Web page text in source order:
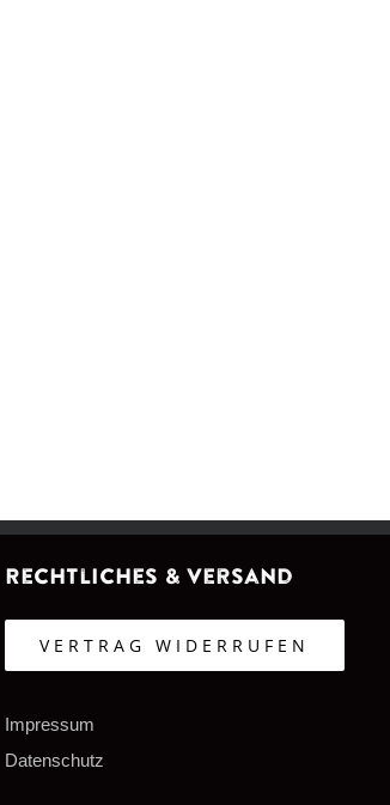
Rechtliches & Versand
VERTRAG WIDERRUFEN
Impressum
Datenschutz